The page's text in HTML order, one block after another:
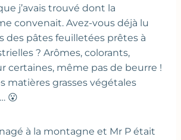
j’avais trouvé dont la
convenait. Avez-vous déjà lu
des pâtes feuilletées prêtes à
? Arômes, colorants,
certaines, même pas de beurre !
matières grasses végétales
😮
à la montagne et Mr P était